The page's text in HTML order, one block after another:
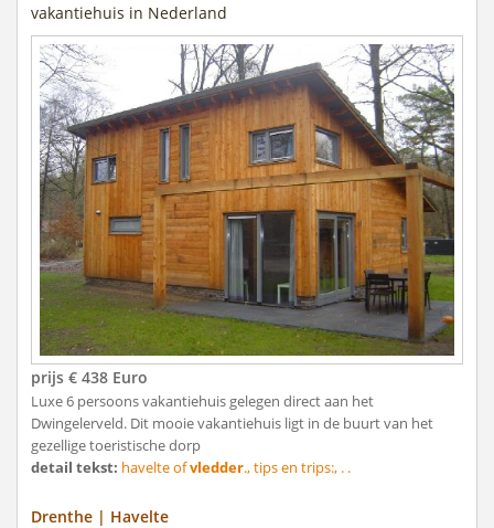
vakantiehuis in Nederland
prijs € 438 Euro
Luxe 6 persoons vakantiehuis gelegen direct aan het
Dwingelerveld. Dit mooie vakantiehuis ligt in de buurt van het
gezellige toeristische dorp
detail tekst: havelte ofvledder., tips en trips:, . .
Drenthe | Havelte